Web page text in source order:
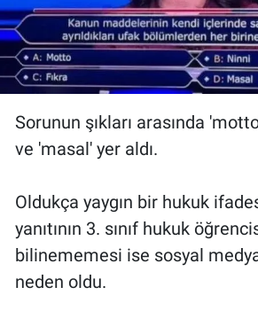
Sorunun şıkları arasında
ve 'masal' yer aldı.
Oldukça yaygın bir hukuk
yanıtının 3. sınıf hukuk
bilinememesi ise sosyal
neden oldu.